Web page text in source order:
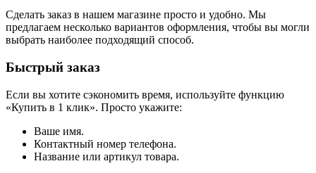
Сделать заказ в нашем магазине просто и удобно. Мы
предлагаем несколько вариантов оформления, чтобы вы могли
выбрать наиболее подходящий способ.
Быстрый заказ
Если вы хотите сэкономить время, используйте функцию
«Купить в 1 клик». Просто укажите:
Ваше имя.
Контактный номер телефона.
Название или артикул товара.